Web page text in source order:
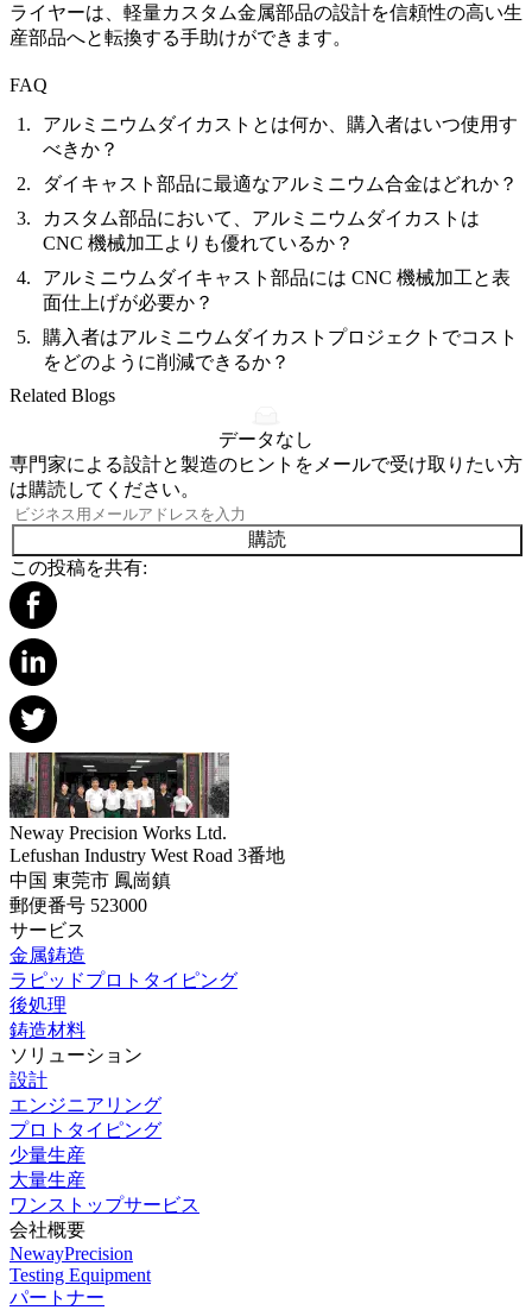
ライヤーは、軽量カスタム金属部品の設計を信頼性の高い生
産部品へと転換する手助けができます。
FAQ
アルミニウムダイカストとは何か、購入者はいつ使用す
べきか？
ダイキャスト部品に最適なアルミニウム合金はどれか？
カスタム部品において、アルミニウムダイカストは
CNC 機械加工よりも優れているか？
アルミニウムダイキャスト部品には CNC 機械加工と表
面仕上げが必要か？
購入者はアルミニウムダイカストプロジェクトでコスト
をどのように削減できるか？
Related Blogs
データなし
専門家による設計と製造のヒントをメールで受け取りたい方
は購読してください。
購読
この投稿を共有:
Neway Precision Works Ltd.
Lefushan Industry West Road 3番地
中国 東莞市 鳳崗鎮
郵便番号 523000
サービス
金属鋳造
ラピッドプロトタイピング
後処理
鋳造材料
ソリューション
設計
エンジニアリング
プロトタイピング
少量生産
大量生産
ワンストップサービス
会社概要
NewayPrecision
Testing Equipment
パートナー